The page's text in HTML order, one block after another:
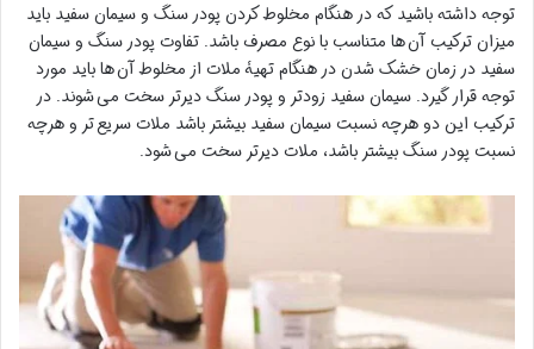
توجه داشته باشید که در هنگام مخلوط کردن پودر سنگ و سیمان سفید باید
میزان ترکیب آن ها متناسب با نوع مصرف باشد. تفاوت پودر سنگ و سیمان
سفید در زمان خشک شدن در هنگام تهیۀ ملات از مخلوط آن ها باید مورد
توجه قرار گیرد. سیمان سفید زودتر و پودر سنگ دیرتر سخت می شوند. در
ترکیب این دو هرچه نسبت سیمان سفید بیشتر باشد ملات سریع تر و هرچه
نسبت پودر سنگ بیشتر باشد، ملات دیرتر سخت می شود.